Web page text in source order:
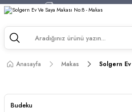
750 TL ve Üzeri
750 TL ve Üzeri
Anasayfa Makas Solgern Ev
Budeku